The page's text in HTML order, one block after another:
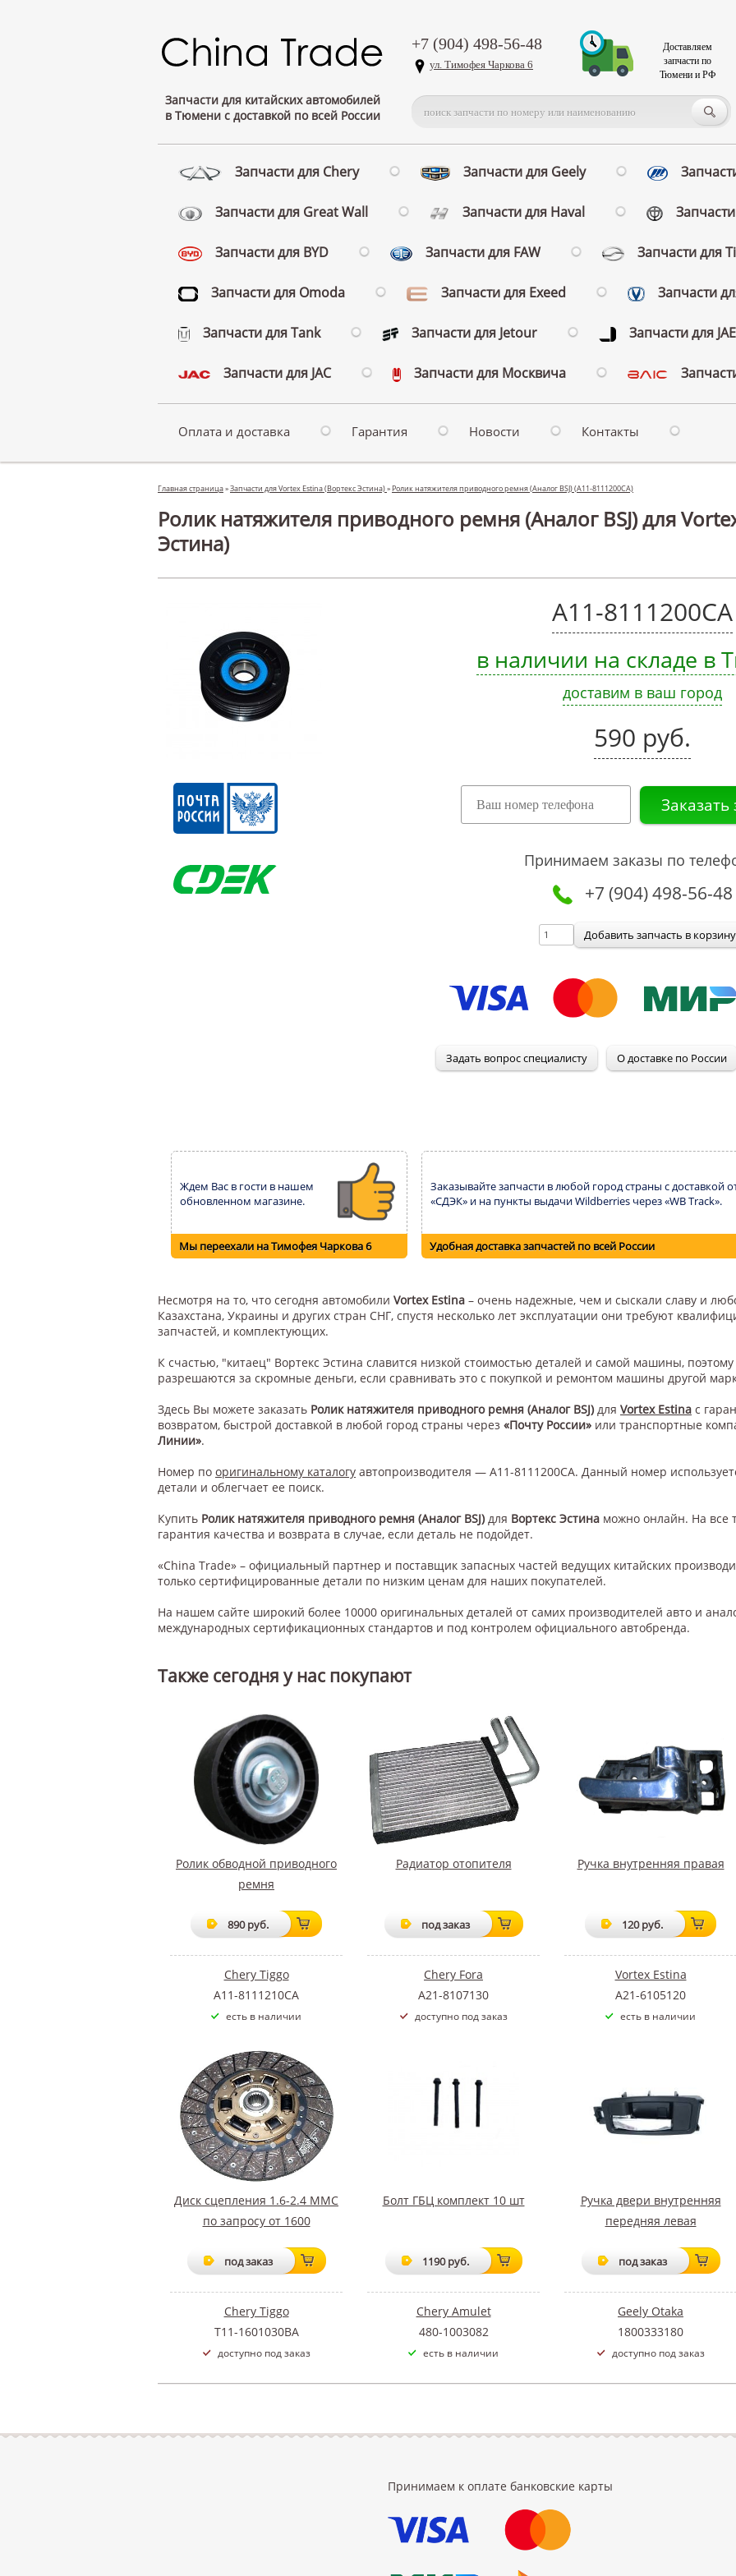
Запчасти для китайских автомобилей
в Тюмени с доставкой по всей России
+7 (904) 498-56-48
ул. Тимофея Чаркова 6
Доставляем
запчасти по
Тюмени и РФ
Запчасти для Chery Запчасти для Geely
Запчасти для Great Wall Запчасти для Haval
Запчасти для BYD Запчасти для FAW Запчасти для
Запчасти для Omoda Запчасти для Exeed Запчасти
Запчасти для Tank Запчасти для Jetour Запчасти для
Запчасти для JAC Запчасти для Москвича
Оплата и доставка Гарантия Новости Контакты
Главная страница»Запчасти для Vortex Estina (Вортекс Эстина)» Ролик натяжителя приводного ремня (Аналог BSJ) (A11-8111200CA)
Ролик натяжителя приводного ремня (Аналог BSJ) для
Эстина)
A11-8111200CA
в наличии на складе в
доставим в ваш город
590 руб.
Принимаем заказы по
+7 (904) 498-56-48
Ждем Вас в гости в нашем
обновленном магазине.
Мы переехали на Тимофея Чаркова 6
Заказывайте запчасти в любой город страны с доставкой
«СДЭК» и на пункты выдачи Wildberries через «WB Track».
Удобная доставка запчастей по всей России
Несмотря на то, что сегодня автомобили Vortex Estina – очень надежные, чем и сыскали славу и
Казахстана, Украины и других стран СНГ, спустя несколько лет эксплуатации они требуют
запчастей, и комплектующих.
К счастью, "китаец" Вортекс Эстина славится низкой стоимостью деталей и самой машины,
разрешаются за скромные деньги, если сравнивать это с покупкой и ремонтом машины другой
Здесь Вы можете заказать Ролик натяжителя приводного ремня (Аналог BSJ) для Vortex Estina с
возвратом, быстрой доставкой в любой город страны через «Почту России» или транспортные
Линии».
Номер по оригинальному каталогу автопроизводителя — A11-8111200CA. Данный номер
детали и облегчает ее поиск.
Купить Ролик натяжителя приводного ремня (Аналог BSJ) для Вортекс Эстина можно онлайн. На все
гарантия качества и возврата в случае, если деталь не подойдет.
«China Trade» – официальный партнер и поставщик запасных частей ведущих китайских
только сертифицированные детали по низким ценам для наших покупателей.
На нашем сайте широкий более 10000 оригинальных деталей от самих производителей авто и
международных сертификационных стандартов и под контролем официального автобренда.
Также сегодня у нас покупают
Ролик обводной приводного
ремня
890 руб.
Chery Tiggo
A11-8111210CA
есть в наличии
Радиатор отопителя
под заказ
Chery Fora
A21-8107130
доступно под заказ
Ручка внутренняя правая
120 руб.
Vortex Estina
A21-6105120
есть в наличии
Диск сцепления 1.6-2.4 ММС
по запросу от 1600
под заказ
Chery Tiggo
T11-1601030BA
доступно под заказ
Болт ГБЦ комплект 10 шт
1190 руб.
Chery Amulet
480-1003082
есть в наличии
Ручка двери внутренняя
передняя левая
под заказ
Geely Otaka
1800333180
доступно под заказ
Принимаем к оплате банковские карты